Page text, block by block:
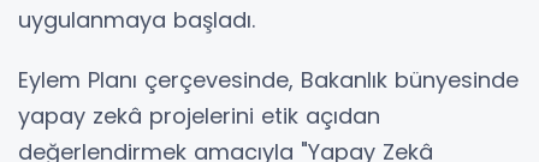
uygulanmaya başladı.
Eylem Planı çerçevesinde, Bakanlık bünyesinde
yapay zekâ projelerini etik açıdan
değerlendirmek amacıyla "Yapay Zekâ